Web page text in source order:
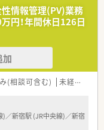
情報管理(PV)業務
円！年間休日126日
加
(相談可含む) 未経験可
／新宿駅 (JR中央線)／新宿